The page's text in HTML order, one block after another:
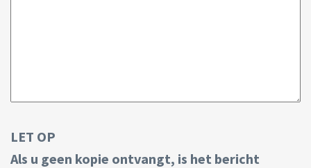
LET OP
Als u geen kopie ontvangt, is het bericht